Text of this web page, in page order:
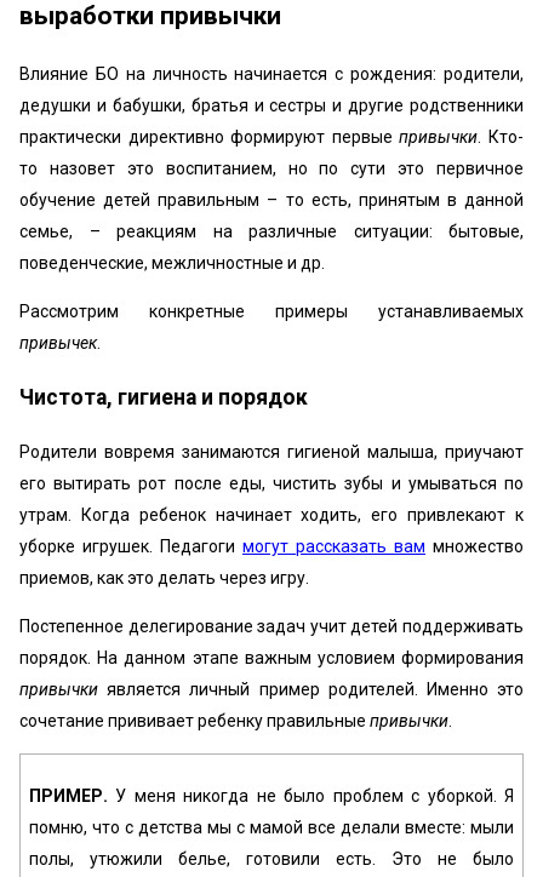
выработки привычки
Влияние БО на личность начинается с рождения: родители,
дедушки и бабушки, братья и сестры и другие родственники
практически директивно формируют первыепривычки. Кто-
то назовет это воспитанием, но по сути это первичное
обучение детей правильным – то есть, принятым в данной
семье, – реакциям на различные ситуации: бытовые,
поведенческие, межличностные и др.
Рассмотрим конкретные примеры устанавливаемых
привычек.
Чистота, гигиена и порядок
Родители вовремя занимаются гигиеной малыша, приучают
его вытирать рот после еды, чистить зубы и умываться по
утрам. Когда ребенок начинает ходить, его привлекают к
уборке игрушек. Педагоги могут рассказать вам множество
приемов, как это делать через игру.
Постепенное делегирование задач учит детей поддерживать
порядок. На данном этапе важным условием формирования
привычкиявляется личный пример родителей. Именно это
сочетание прививает ребенку правильные привычки.
ПРИМЕР. У меня никогда не было проблем с уборкой. Я
помню, что с детства мы с мамой все делали вместе: мыли
полы, утюжили белье, готовили есть. Это не было